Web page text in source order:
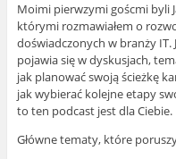
Moimi pierwzymi goścmi byli
którymi rozmawiałem o
doświadczonych w branży
pojawia się w dyskusjach,
jak planować swoją ścieżkę
jak wybierać kolejne etapy
to ten podcast jest dla Ciebie.
Główne tematy, które